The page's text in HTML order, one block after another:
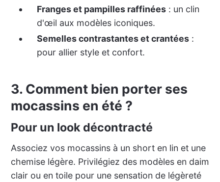
Franges et pampilles raffinées: un clin
d'œil aux modèles iconiques.
Semelles contrastantes et crantées:
pour allier style et confort.
3. Comment bien porter ses
mocassins en été ?
Pour un look décontracté
Associez vos mocassins à un short en lin et une
chemise légère. Privilégiez des modèles en daim
clair ou en toile pour une sensation de légèreté